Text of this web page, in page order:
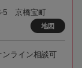
5 京橋宝町
地図
ライン相談可